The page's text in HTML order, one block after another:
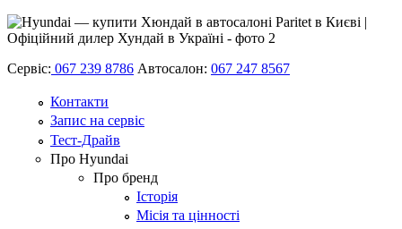
Сервіс: 067 239 8786 Автосалон: 067 247 8567
Контакти
Запис на сервіс
Тест-Драйв
Про Hyundai
Про бренд
Історія
Місія та цінності